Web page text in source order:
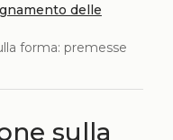
delle
forma: premesse
sulla